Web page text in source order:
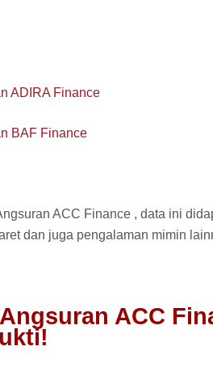
ADIRA Finance
BAF Finance
ACC Finance , data ini
dan juga pengalaman mimin
ACC